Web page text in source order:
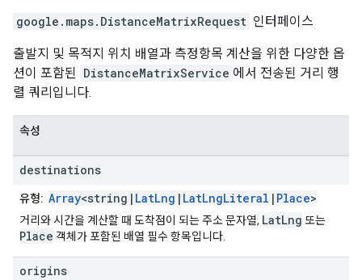
google.maps. DistanceMatrixRequest 인터페이스
출발지 및 목적지 위치 배열과 측정항목 계산을 위한 다양한 옵
션이 포함된 DistanceMatrixService 에서 전송된 거리 행
렬 쿼리입니다.
속성
destinations
유형: Array<string| LatLng | LatLngLiteral | Place>
거리와 시간을 계산할 때 도착점이 되는 주소 문자열, LatLng 또는
Place 객체가 포함된 배열 필수 항목입니다.
origins